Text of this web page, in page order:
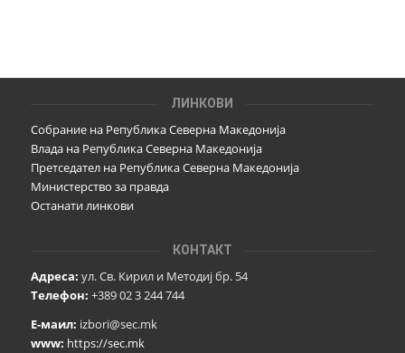
ЛИНКОВИ
Собрание на Република Северна Македонија
Влада на Република Северна Македонија
Претседател на Република Северна Македонија
Министерство за правда
Останати линкови
КОНТАКТ
Адреса: ул. Св. Кирил и Методиј бр. 54
Телефон: +389 02 3 244 744
Е-маил: izbori@sec.mk
www: https://sec.mk